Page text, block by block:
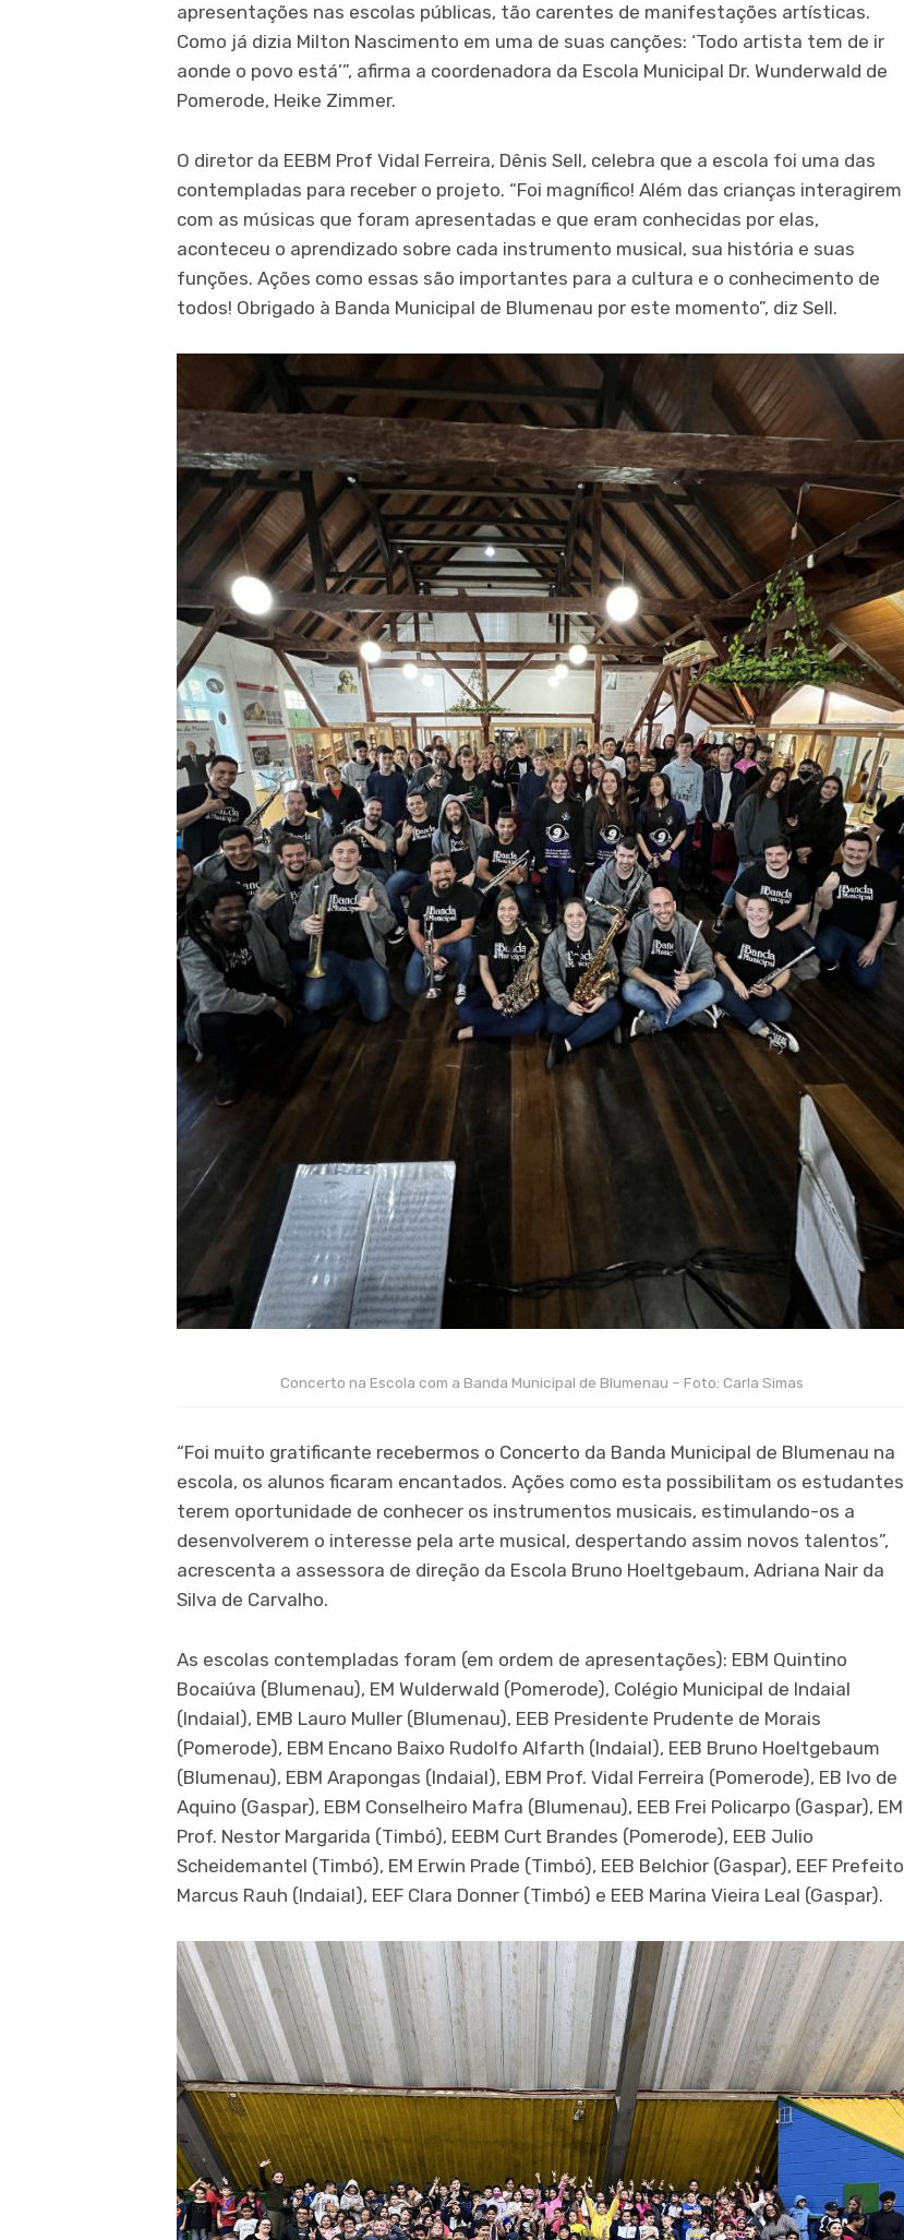
apresentações nas escolas públicas, tão carentes de manifestações artísticas.
Como já dizia Milton Nascimento em uma de suas canções: ‘Todo artista tem de ir
aonde o povo está’”, afirma a coordenadora da Escola Municipal Dr. Wunderwald de
Pomerode, Heike Zimmer.
O diretor da EEBM Prof Vidal Ferreira, Dênis Sell, celebra que a escola foi uma das
contempladas para receber o projeto. “Foi magnífico! Além das crianças interagirem
com as músicas que foram apresentadas e que eram conhecidas por elas,
aconteceu o aprendizado sobre cada instrumento musical, sua história e suas
funções. Ações como essas são importantes para a cultura e o conhecimento de
todos! Obrigado à Banda Municipal de Blumenau por este momento”, diz Sell.
Concerto na Escola com a Banda Municipal de Blumenau – Foto: Carla Simas
“Foi muito gratificante recebermos o Concerto da Banda Municipal de Blumenau na
escola, os alunos ficaram encantados. Ações como esta possibilitam os estudantes
terem oportunidade de conhecer os instrumentos musicais, estimulando-os a
desenvolverem o interesse pela arte musical, despertando assim novos talentos”,
acrescenta a assessora de direção da Escola Bruno Hoeltgebaum, Adriana Nair da
Silva de Carvalho.
As escolas contempladas foram (em ordem de apresentações): EBM Quintino
Bocaiúva (Blumenau), EM Wulderwald (Pomerode), Colégio Municipal de Indaial
(Indaial), EMB Lauro Muller (Blumenau), EEB Presidente Prudente de Morais
(Pomerode), EBM Encano Baixo Rudolfo Alfarth (Indaial), EEB Bruno Hoeltgebaum
(Blumenau), EBM Arapongas (Indaial), EBM Prof. Vidal Ferreira (Pomerode), EB Ivo de
Aquino (Gaspar), EBM Conselheiro Mafra (Blumenau), EEB Frei Policarpo (Gaspar), EM
Prof. Nestor Margarida (Timbó), EEBM Curt Brandes (Pomerode), EEB Julio
Scheidemantel (Timbó), EM Erwin Prade (Timbó), EEB Belchior (Gaspar), EEF Prefeito
Marcus Rauh (Indaial), EEF Clara Donner (Timbó) e EEB Marina Vieira Leal (Gaspar).